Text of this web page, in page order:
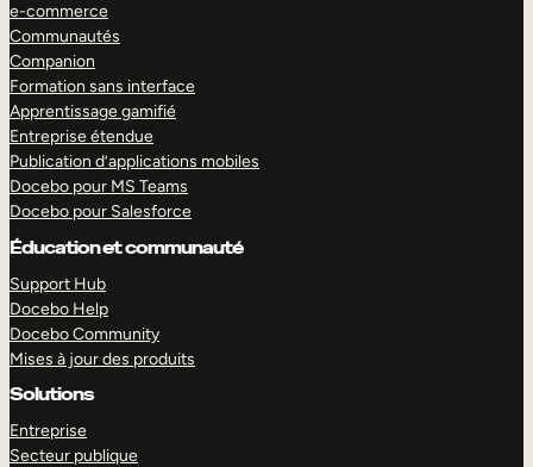
e-commerce
Communautés
Companion
Formation sans interface
Apprentissage gamifié
Entreprise étendue
Publication d’applications mobiles
Docebo pour MS Teams
Docebo pour Salesforce
Éducation et communauté
Support Hub
Docebo Help
Docebo Community
Mises à jour des produits
Solutions
Entreprise
Secteur publique